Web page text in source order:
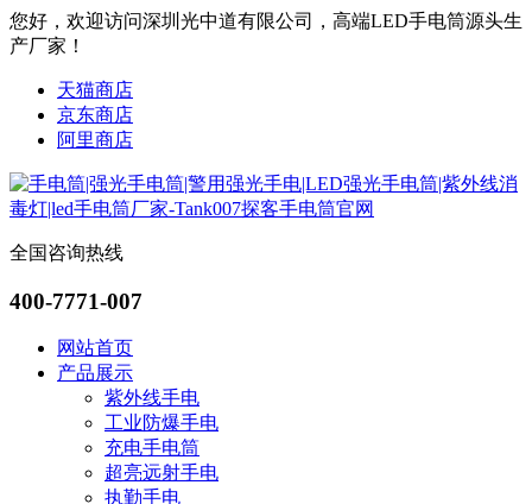
您好，欢迎访问深圳光中道有限公司，高端LED手电筒源头生
产厂家！
天猫商店
京东商店
阿里商店
全国咨询热线
400-7771-007
网站首页
产品展示
紫外线手电
工业防爆手电
充电手电筒
超亮远射手电
执勤手电